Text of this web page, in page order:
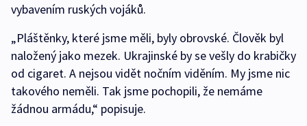
vybavením ruských vojáků.
„Pláštěnky, které jsme měli, byly obrovské. Člověk byl
naložený jako mezek. Ukrajinské by se vešly do krabičky
od cigaret. A nejsou vidět nočním viděním. My jsme nic
takového neměli. Tak jsme pochopili, že nemáme
žádnou armádu,“ popisuje.